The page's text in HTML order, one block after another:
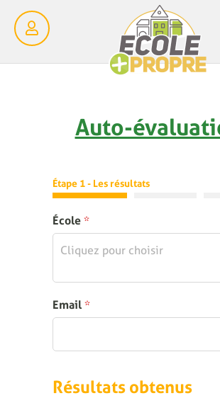
Auto-
Étape 1 - Les résultats
École *
Cliquez pour choisir
Email *
Résultats obtenus